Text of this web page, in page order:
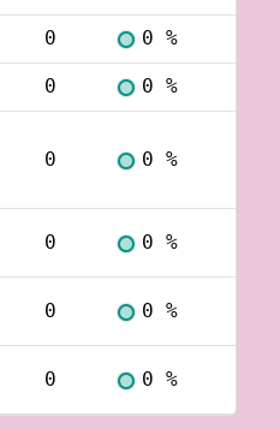
0 0 %
0 0 %
0 0 %
0 0 %
0 0 %
0 0 %